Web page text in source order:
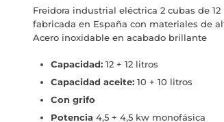
Freidora industrial eléctrica 2 cubas de 12
fabricada en España con materiales de
Acero inoxidable en acabado brillante
Capacidad:12 + 12 litros
Capacidad aceite:10 + 10 litros
Con grifo
Potencia4,5 + 4,5 kw monofásica